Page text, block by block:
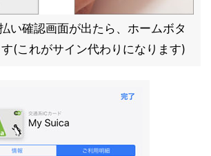
い確認画面が出たら、ホームボタ
(これがサイン代わりになります)